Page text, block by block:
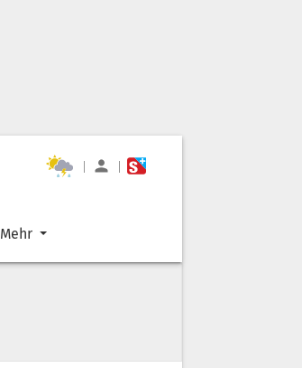
| |
Mehr